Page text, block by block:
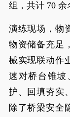
组，共计 70 余
演练现场，物
物资储备充足
械实现联动作
速对桥台锥坡
护、回填夯实
除了桥梁安全